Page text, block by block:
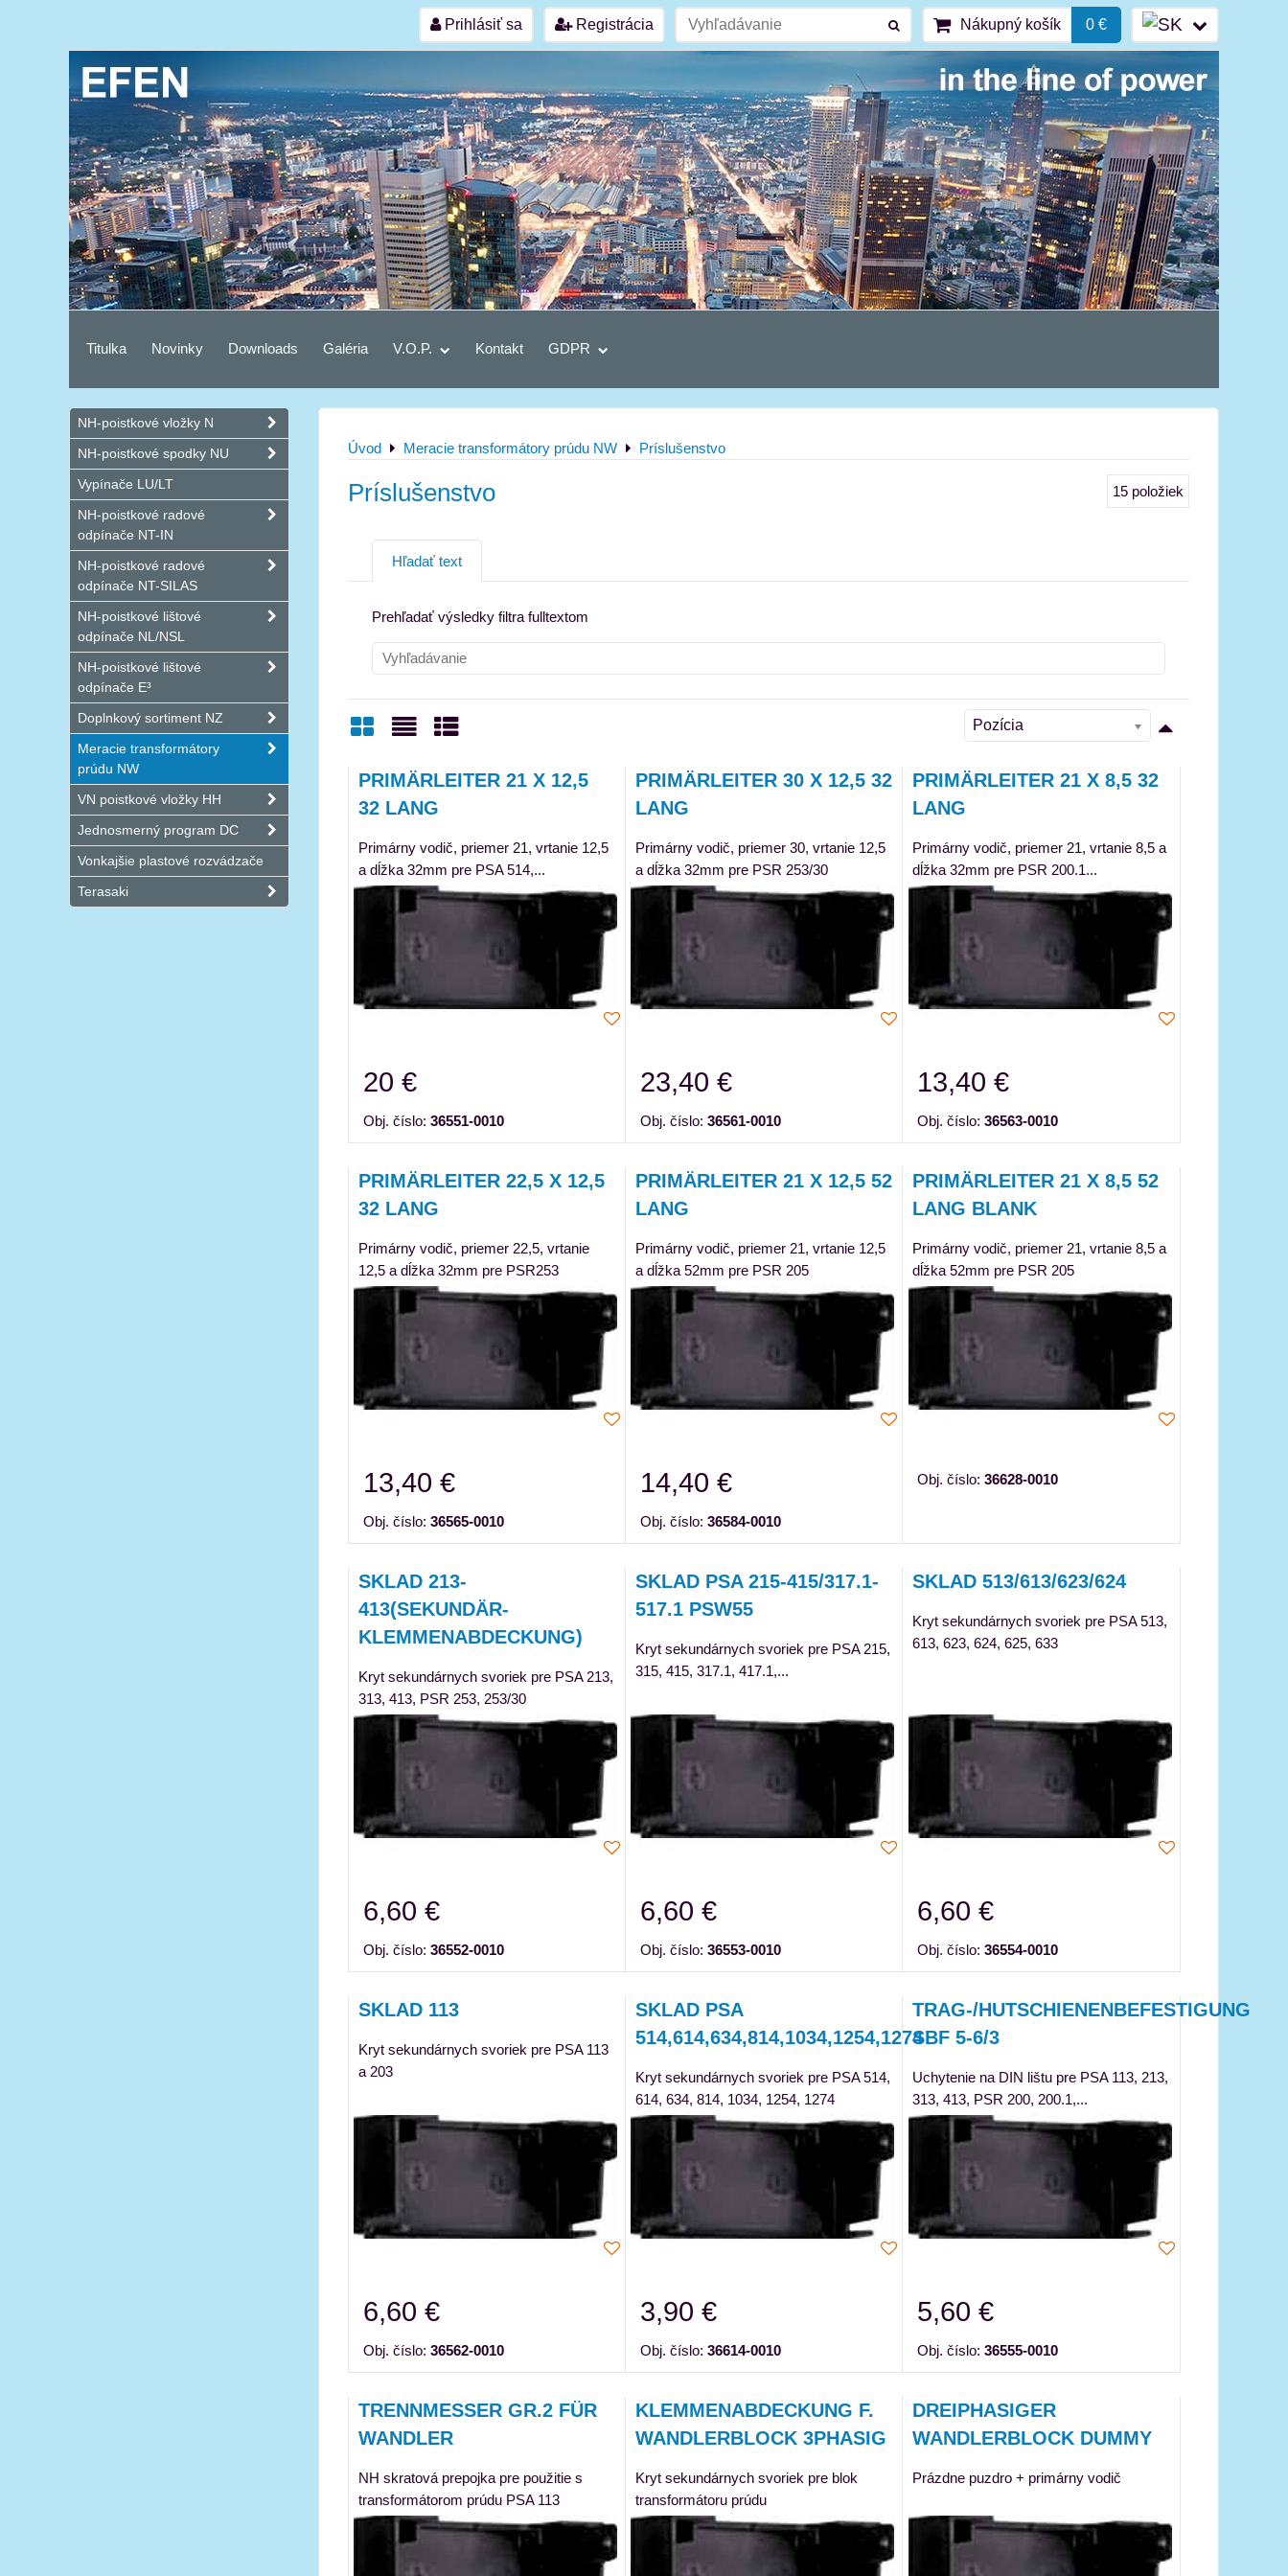
Prihlásiť sa Registrácia Nákupný košík 0 €
Titulka Novinky Downloads Galéria V.O.P. Kontakt GDPR
Úvod Meracie transformátory prúdu NW Príslušenstvo
Príslušenstvo 15 položiek
Hľadať text
Prehľadať výsledky filtra fulltextom
MriežkaZoznam
Pozícia
PRIMÄRLEITER 21 X 12,5
32 LANG
Primárny vodič, priemer 21, vrtanie 12,5
a dĺžka 32mm pre PSA 514,...
20 €
Obj. číslo: 36551-0010
PRIMÄRLEITER 30 X 12,5 32
LANG
Primárny vodič, priemer 30, vrtanie 12,5
a dĺžka 32mm pre PSR 253/30
23,40 €
Obj. číslo: 36561-0010
PRIMÄRLEITER 21 X 8,5 32
LANG
Primárny vodič, priemer 21, vrtanie 8,5 a
dĺžka 32mm pre PSR 200.1...
13,40 €
Obj. číslo:36563-0010
PRIMÄRLEITER 22,5 X 12,5
32 LANG
Primárny vodič, priemer 22,5, vrtanie
12,5 a dĺžka 32mm pre PSR253
13,40 €
Obj. číslo: 36565-0010
PRIMÄRLEITER 21 X 12,5 52
LANG
Primárny vodič, priemer 21, vrtanie 12,5
a dĺžka 52mm pre PSR 205
14,40 €
Obj. číslo: 36584-0010
PRIMÄRLEITER 21 X 8,5 52
LANG BLANK
Primárny vodič, priemer 21, vrtanie 8,5 a
dĺžka 52mm pre PSR 205
Obj. číslo:36628-0010
SKLAD 213-
413(SEKUNDÄR-
KLEMMENABDECKUNG)
Kryt sekundárnych svoriek pre PSA 213,
313, 413, PSR 253, 253/30
6,60 €
Obj. číslo: 36552-0010
SKLAD PSA 215-415/317.1-
517.1 PSW55
Kryt sekundárnych svoriek pre PSA 215,
315, 415, 317.1, 417.1,...
6,60 €
Obj. číslo: 36553-0010
SKLAD 513/613/623/624
Kryt sekundárnych svoriek pre PSA 513,
613, 623, 624, 625, 633
6,60 €
Obj. číslo:36554-0010
SKLAD 113
Kryt sekundárnych svoriek pre PSA 113
a 203
6,60 €
Obj. číslo: 36562-0010
SKLAD PSA
514,614,634,814,1034,1254,1274
Kryt sekundárnych svoriek pre PSA 514,
614, 634, 814, 1034, 1254, 1274
3,90 €
Obj. číslo: 36614-0010
TRAG-/HUTSCHIENENBEFESTIGUNG
SBF 5-6/3
Uchytenie na DIN lištu pre PSA 113, 213,
313, 413, PSR 200, 200.1,...
5,60 €
Obj. číslo:36555-0010
TRENNMESSER GR.2 FÜR
WANDLER
NH skratová prepojka pre použitie s
transformátorom prúdu PSA 113
KLEMMENABDECKUNG F.
WANDLERBLOCK 3PHASIG
Kryt sekundárnych svoriek pre blok
transformátoru prúdu
DREIPHASIGER
WANDLERBLOCK DUMMY
Prázdne puzdro + primárny vodič
NH-poistkové vložky N
NH-poistkové spodky NU
Vypínače LU/LT
NH-poistkové radové
odpínače NT-IN
NH-poistkové radové
odpínače NT-SILAS
NH-poistkové lištové
odpínače NL/NSL
NH-poistkové lištové
odpínače E³
Doplnkový sortiment NZ
Meracie transformátory
prúdu NW
VN poistkové vložky HH
Jednosmerný program DC
Vonkajšie plastové rozvádzače
Terasaki